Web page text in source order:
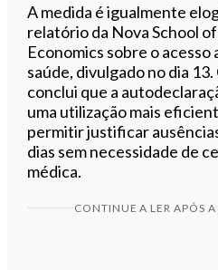
A medida é igualmente
relatório da Nova School
Economics sobre o acesso
saúde, divulgado no dia
conclui que a
uma utilização mais
permitir justificar
dias sem necessidade de
médica.
CONTINUE A LER APÓS